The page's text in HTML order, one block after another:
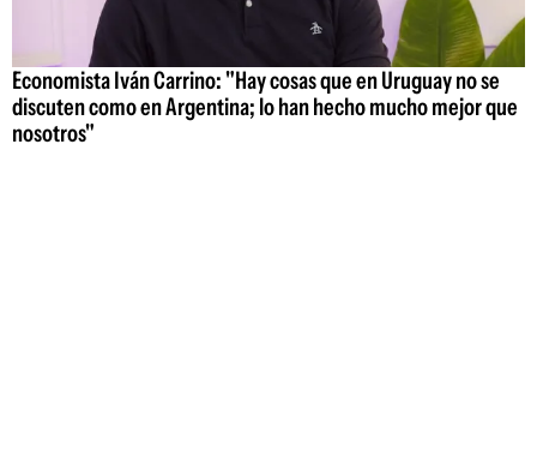
Economista Iván Carrino: "Hay cosas que en Uruguay no se
discuten como en Argentina; lo han hecho mucho mejor que
nosotros"